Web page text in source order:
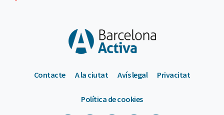
Contacte A la ciutat Avís legal Privacitat
Política de cookies